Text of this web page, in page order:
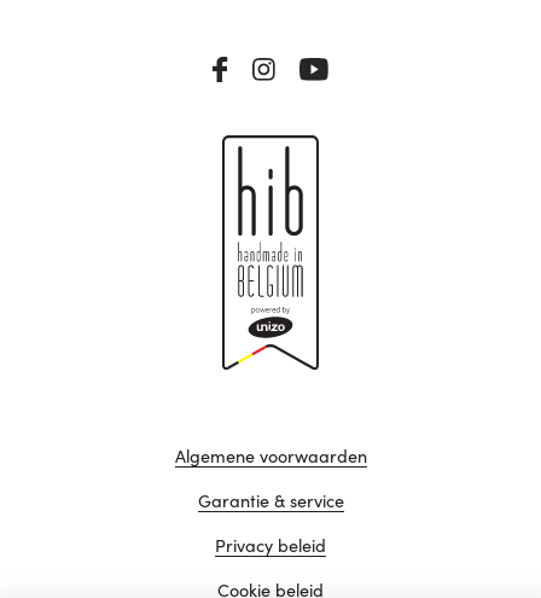
Algemene voorwaarden
Garantie & service
Privacy beleid
Cookie beleid